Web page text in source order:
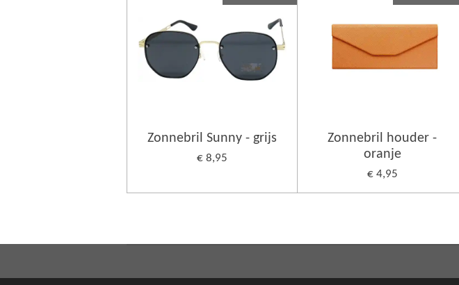
Zonnebril Sunny - grijs
€ 8,95
Zonnebril houder -
oranje
€ 4,95